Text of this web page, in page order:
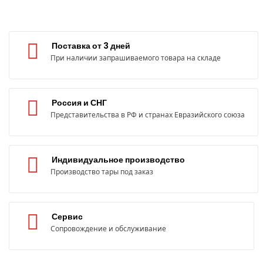
Поставка от 3 дней
При наличии запрашиваемого товара на складе
Россия и СНГ
Представительства в РФ и странах Евразийского союза
Индивидуальное производство
Производство тары под заказ
Сервис
Сопровождение и обслуживание